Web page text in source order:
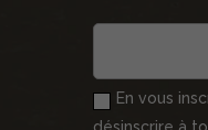
En vous